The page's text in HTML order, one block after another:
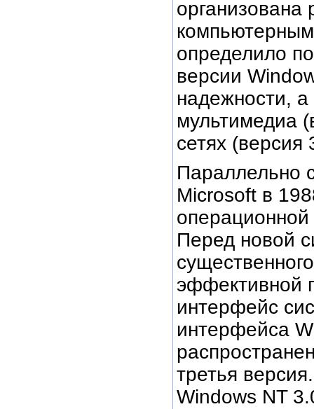
организована
определило
версии
надежности, а
мультимедиа
сетях (версия
Параллельно
Microsoft в
Перед новой
эффективной
интерфейс
интерфейса
третья
Windows NT